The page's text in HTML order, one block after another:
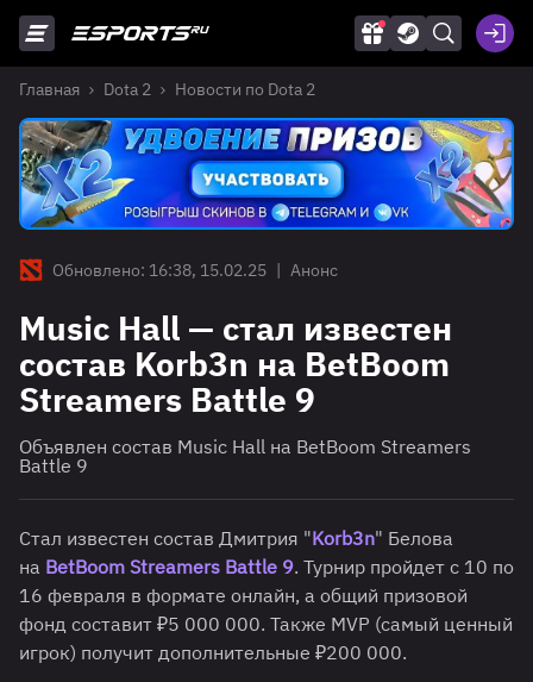
Главная Dota 2 Новости по Dota 2
Обновлено: 16:38, 15.02.25 | Анонс
Music Hall — стал известен
состав Korb3n на BetBoom
Streamers Battle 9
Объявлен состав Music Hall на BetBoom Streamers
Battle 9
Стал известен состав Дмитрия "Korb3n" Белова
на BetBoom Streamers Battle 9. Турнир пройдет с 10 по
16 февраля в формате онлайн, а общий призовой
фонд составит ₽5 000 000. Также MVP (самый ценный
игрок) получит дополнительные ₽200 000.